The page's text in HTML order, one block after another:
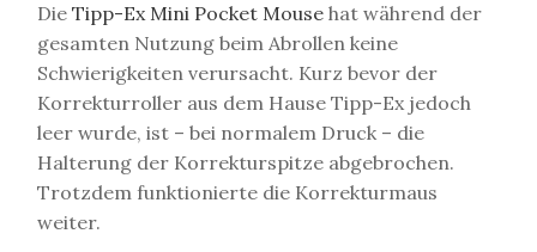
Die Tipp-Ex Mini Pocket Mouse hat während der
gesamten Nutzung beim Abrollen keine
Schwierigkeiten verursacht. Kurz bevor der
Korrekturroller aus dem Hause Tipp-Ex jedoch
leer wurde, ist – bei normalem Druck – die
Halterung der Korrekturspitze abgebrochen.
Trotzdem funktionierte die Korrekturmaus
weiter.